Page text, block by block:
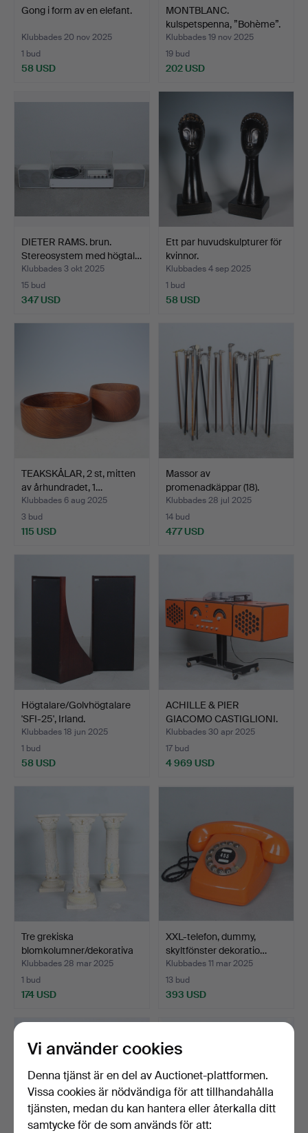
Gong i form av en elefant.
Klubbades 20 nov 2025
1 bud
58 USD
MONTBLANC.
kulspetspenna, ”Bohème”.
Klubbades 19 nov 2025
19 bud
202 USD
DIETER RAMS. brun.
Stereosystem med högtal…
Klubbades 3 okt 2025
15 bud
347 USD
Ett par huvudskulpturer för
kvinnor.
Klubbades 4 sep 2025
1 bud
58 USD
TEAKSKÅLAR, 2 st, mitten
av århundradet, 1…
Klubbades 6 aug 2025
3 bud
115 USD
Massor av
promenadkäppar (18).
Klubbades 28 jul 2025
14 bud
477 USD
Högtalare/Golvhögtalare
'SFI-25', Irland.
Klubbades 18 jun 2025
1 bud
58 USD
ACHILLE & PIER
GIACOMO CASTIGLIONI.
Brionv…
Klubbades 30 apr 2025
17 bud
4 969 USD
Tre grekiska
blomkolumner/dekorativa
pelar…
Klubbades 28 mar 2025
1 bud
174 USD
XXL-telefon, dummy,
skyltfönster dekoratio…
Klubbades 11 mar 2025
13 bud
393 USD
Vi använder cookies
Denna tjänst är en del av Auctionet-plattformen.
Vissa cookies är nödvändiga för att tillhandahålla
tjänsten, medan du kan hantera eller återkalla ditt
samtycke för de som används för att: